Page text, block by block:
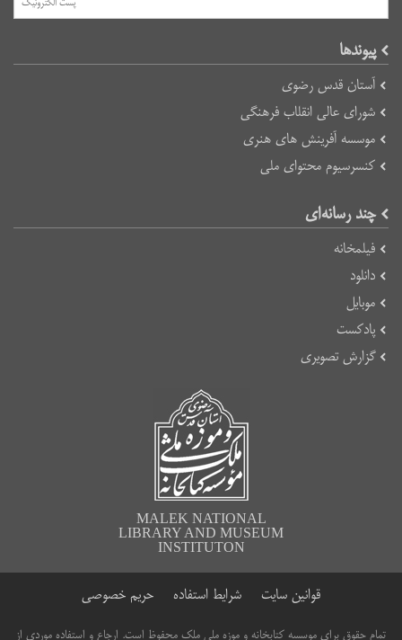
پیوند‌ها
آستان قدس رضوی
شورای عالی انقلاب فرهنگی
موسسه آفرینش های هنری
کنسرسیوم محتوای ملی
چند رسانه‌ای
فیلمخانه
دانلود
موبایل
پادکست
گزارش تصویری
MALEK NATIONAL
LIBRARY AND MUSEUM
INSTITUTON
قوانین سایت شرایط استفاده حریم خصوصی
تمام حقوق برای موسسه کتابخانه و موزه ملی ملک محفوظ است. ارجاع و استفاده موردی از